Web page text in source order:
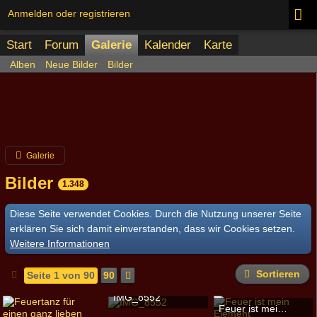
Anmelden oder registrieren
Start Forum Galerie Kalender Karte
Alben Neue Bilder Bilder
Galerie
Bilder 1.348
Diese Seite verwendet Cookies. Durch die Nutzung unserer Seite
erklären Sie sich damit einverstanden, dass wir Cookies setzen.
Weitere Informationen
Seite 1 von 90 90 Sortieren
IMG_8552
ronin-12. September 2016, 20:28
Feuer ist mein Element